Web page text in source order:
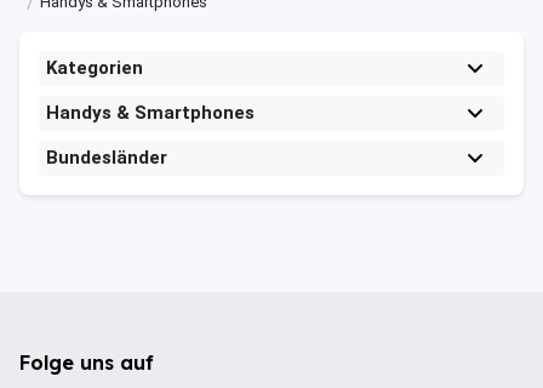
Kategorien
Handys & Smartphones
Bundesländer
Folge uns auf